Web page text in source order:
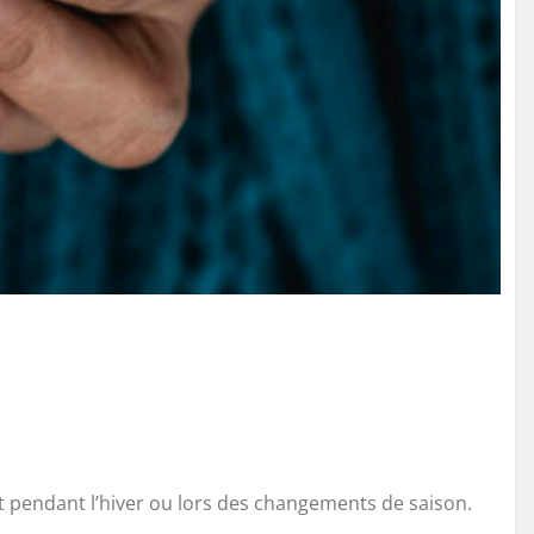
l’hiver ou lors des changements de saison.